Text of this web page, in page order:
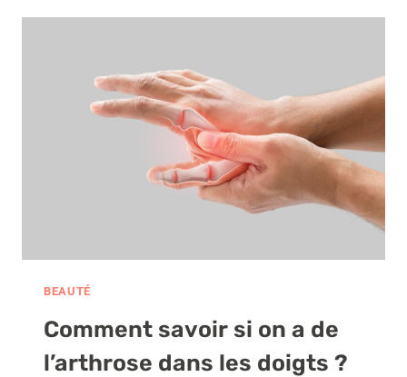
CRÉATINE
DANS
L’ORGANISME
BEAUTÉ
Comment savoir si on a de
l’arthrose dans les doigts ?